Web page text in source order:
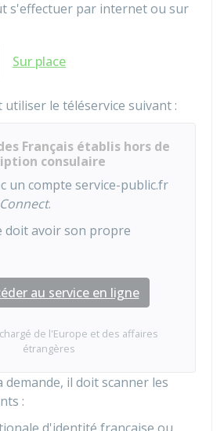
s'effectuer par internet ou sur
Sur place
le téléservice suivant :
Français établis hors de
consulaire
un compte service-public.fr
.
doit avoir son propre
au service en ligne
de l'Europe et des affaires
étrangères
il doit scanner les
: